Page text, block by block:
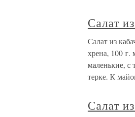
Салат
Салат из
хрена, 100 г.
маленькие, с
терке. К
Салат